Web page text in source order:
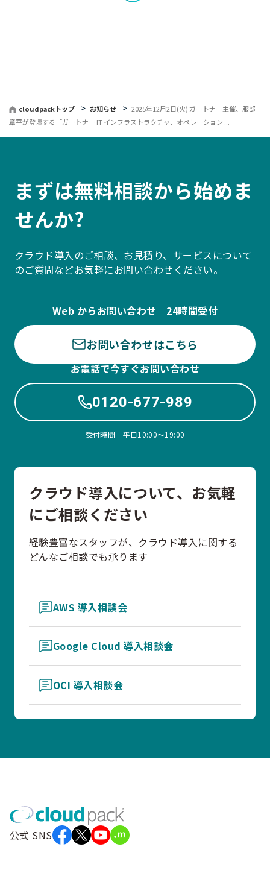
cloudpackトップ お知らせ
2025年12月2日(火) ガートナー主催、服部
章平が登壇する「ガートナー IT インフラストラクチャ、オペレーション ...
まずは無料相談から始めま
せんか?
クラウド導入のご相談、お見積り、サービスについて
のご質問などお気軽にお問い合わせください。
Web からお問い合わせ 24時間受付
お問い合わせはこちら
お電話で今すぐお問い合わせ
0120-677-989
受付時間 平日10:00〜19:00
クラウド導入について、お気軽
にご相談ください
経験豊富なスタッフが、クラウド導入に関する
どんなご相談でも承ります
AWS 導入相談会
Google Cloud 導入相談会
OCI 導入相談会
公式 SNS